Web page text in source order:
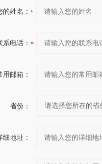
的姓名：
系电话：
用邮箱：
省份：
细地址：